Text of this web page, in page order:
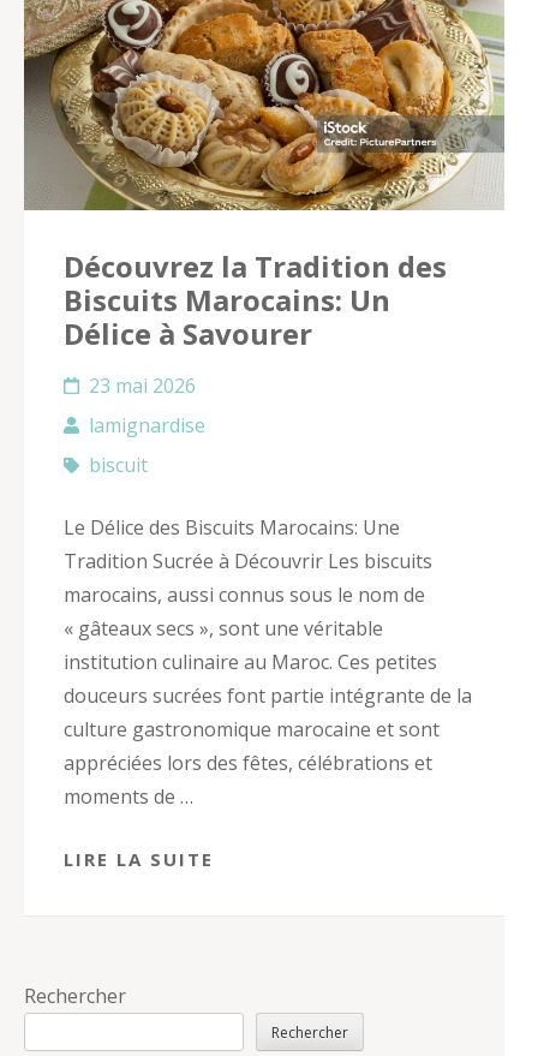
Découvrez la Tradition des
Biscuits Marocains: Un
Délice à Savourer
23 mai 2026
lamignardise
biscuit
Le Délice des Biscuits Marocains: Une
Tradition Sucrée à Découvrir Les biscuits
marocains, aussi connus sous le nom de
« gâteaux secs », sont une véritable
institution culinaire au Maroc. Ces petites
douceurs sucrées font partie intégrante de la
culture gastronomique marocaine et sont
appréciées lors des fêtes, célébrations et
moments de …
LIRE LA SUITE
Rechercher
Rechercher